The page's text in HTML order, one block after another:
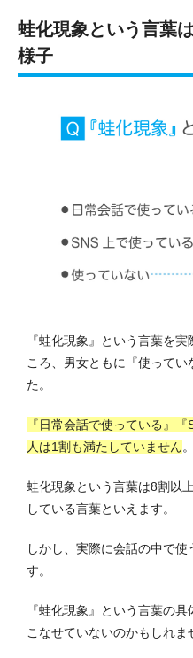
蛙化現象という言葉
様子
『蛙化現象』という言葉を
ころ、男女ともに『使って
た。
『日常会話で使っている』
人は1割も満たしていません。
蛙化現象という言葉は8割以
している言葉といえます。
しかし、実際に会話の中で
す。
『蛙化現象』という言葉の
こなせていないのかもしれま